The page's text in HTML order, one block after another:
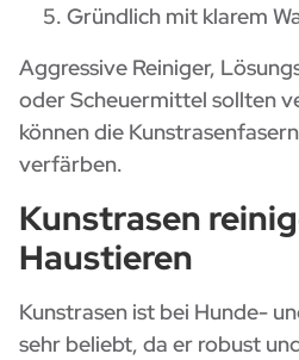
Gründlich mit klarem
Aggressive Reiniger,
oder Scheuermittel sollten
können die
verfärben.
Kunstrasen
Haustieren
Kunstrasen ist bei Hunde-
sehr beliebt, da er robust